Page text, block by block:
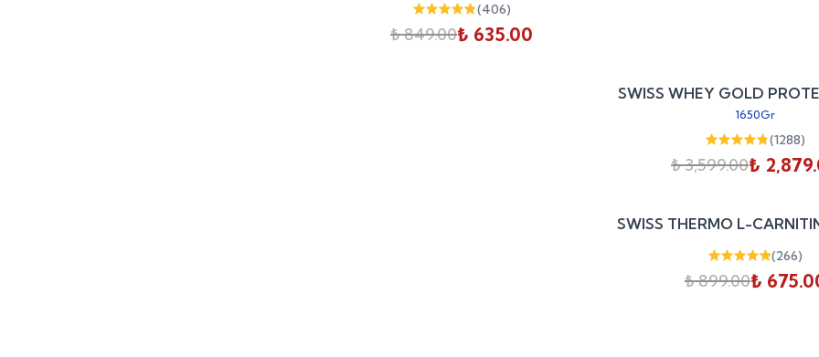
(406)
₺ 849.00₺ 635.00
SWISS WHEY GOLD
1650Gr
(1288)
₺ 3,599.00₺
SWISS THERMO L-
(266)
₺ 899.00₺